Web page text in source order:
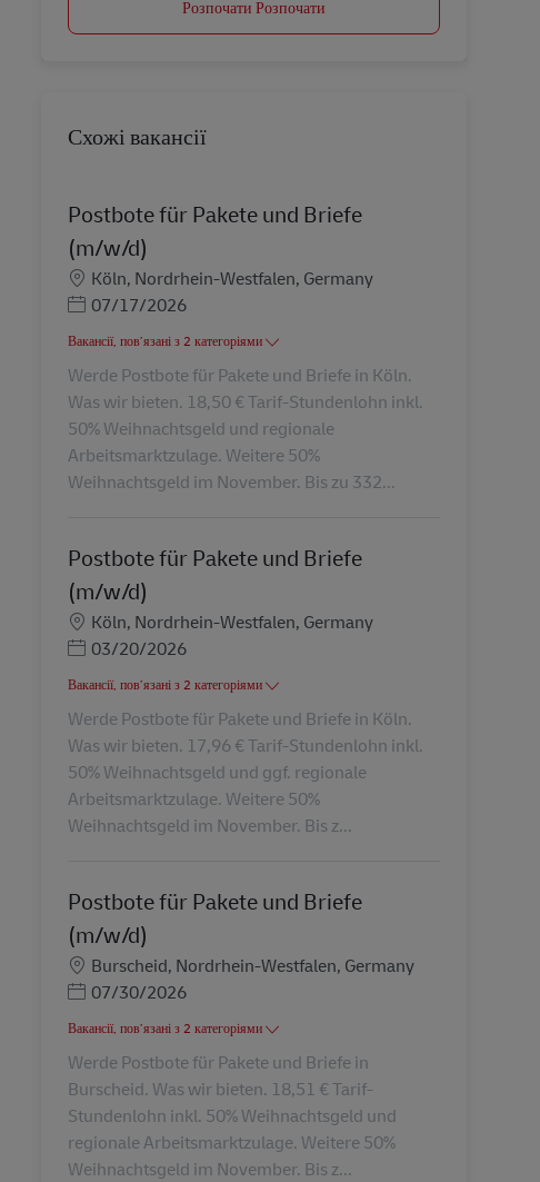
Розпочати Розпочати
Схожі вакансії
Postbote für Pakete und Briefe
(m/w/d)
Місцезнаходження
Köln, Nordrhein-Westfalen, Germany
Posted Date
07/17/2026
Вакансії, пов’язані з 2 категоріями
Werde Postbote für Pakete und Briefe in Köln.
Was wir bieten. 18,50 € Tarif-Stundenlohn inkl.
50% Weihnachtsgeld und regionale
Arbeitsmarktzulage. Weitere 50%
Weihnachtsgeld im November. Bis zu 332...
Postbote für Pakete und Briefe
(m/w/d)
Місцезнаходження
Köln, Nordrhein-Westfalen, Germany
Posted Date
03/20/2026
Вакансії, пов’язані з 2 категоріями
Werde Postbote für Pakete und Briefe in Köln.
Was wir bieten. 17,96 € Tarif-Stundenlohn inkl.
50% Weihnachtsgeld und ggf. regionale
Arbeitsmarktzulage. Weitere 50%
Weihnachtsgeld im November. Bis z...
Postbote für Pakete und Briefe
(m/w/d)
Місцезнаходження
Burscheid, Nordrhein-Westfalen, Germany
Posted Date
07/30/2026
Вакансії, пов’язані з 2 категоріями
Werde Postbote für Pakete und Briefe in
Burscheid. Was wir bieten. 18,51 € Tarif-
Stundenlohn inkl. 50% Weihnachtsgeld und
regionale Arbeitsmarktzulage. Weitere 50%
Weihnachtsgeld im November. Bis z...